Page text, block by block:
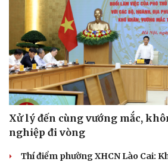
Xử lý đến cùng vướng mắc,
nghiệp đi vòng
Thí điểm phường XHCN Lào Cai: